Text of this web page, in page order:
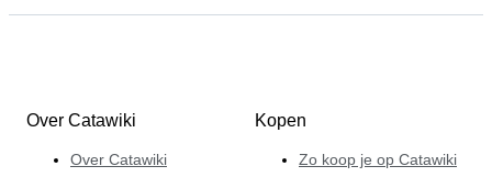
Over Catawiki
Over Catawiki
Kopen
Zo koop je op Catawiki